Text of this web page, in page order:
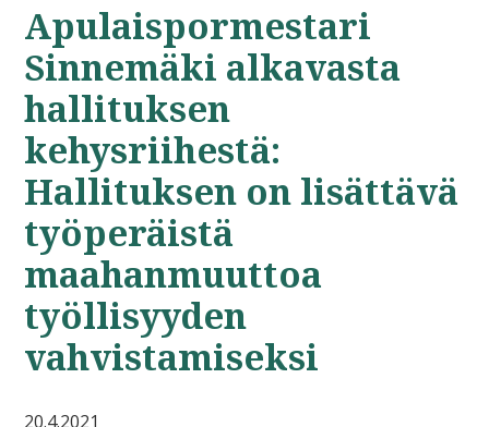
Apulaispormestari
Sinnemäki alkavasta
hallituksen
kehysriihestä:
Hallituksen on lisättävä
työperäistä
maahanmuuttoa
työllisyyden
vahvistamiseksi
20.4.2021